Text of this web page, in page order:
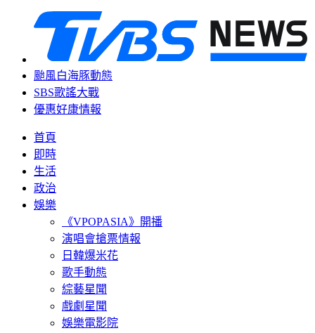
颱風白海豚動態
SBS歌謠大戰
優惠好康情報
首頁
即時
生活
政治
娛樂
《VPOPASIA》開播
演唱會搶票情報
日韓爆米花
歌手動態
綜藝星聞
戲劇星聞
娛樂電影院